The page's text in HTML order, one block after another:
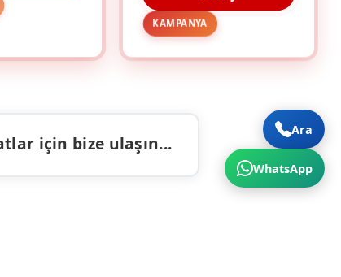
KAMPANYA
için bize ulaşın...
Ara
WhatsApp